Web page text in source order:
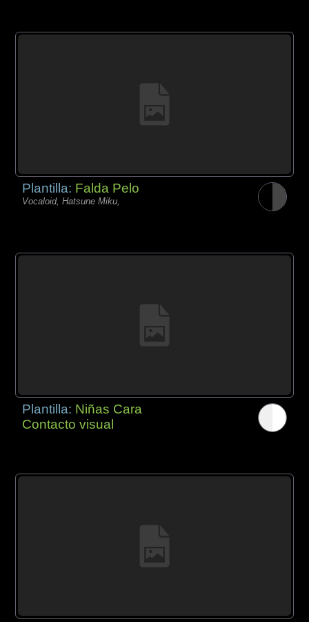
Plantilla: Falda Pelo
Vocaloid, Hatsune Miku,
Plantilla: Niñas Cara
Contacto visual